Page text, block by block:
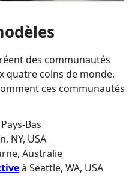
des communautés
quatre coins de monde.
ces communautés
Bas
NY, USA
Australie
à Seattle, WA, USA